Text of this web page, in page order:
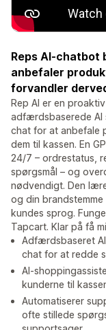
Reps AI-chatbot
anbefaler
forvandler
Rep AI er en
adfærdsbaserede AI
chat for at anbefale
dem til kassen. En
24/7 – ordrestatus,
spørgsmål – og
nødvendigt. Den
og din
kundes sprog.
Tapcart. Klar på få
Adfærdsbaseret
chat for at redde
AI-
kunderne til
Automatiserer
ofte stillede